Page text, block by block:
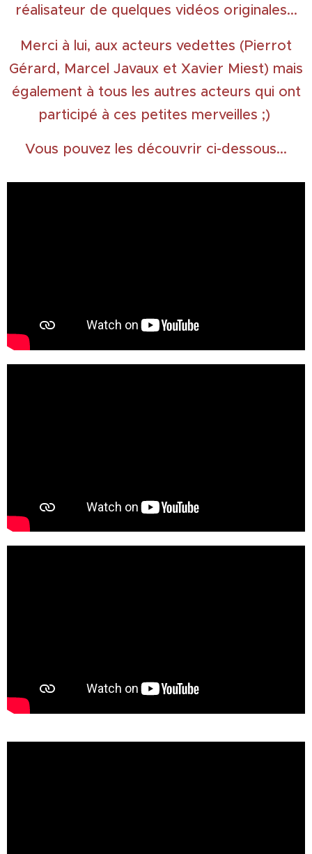
réalisateur de quelques vidéos originales...
Merci à lui, aux acteurs vedettes (Pierrot
Gérard, Marcel Javaux et Xavier Miest) mais
également à tous les autres acteurs qui ont
participé à ces petites merveilles ;)
Vous pouvez les découvrir ci-dessous...